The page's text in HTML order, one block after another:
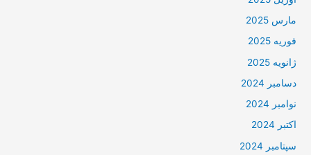
مارس 2025
فوریه 2025
ژانویه 2025
دسامبر 2024
نوامبر 2024
اکتبر 2024
سپتامبر 2024